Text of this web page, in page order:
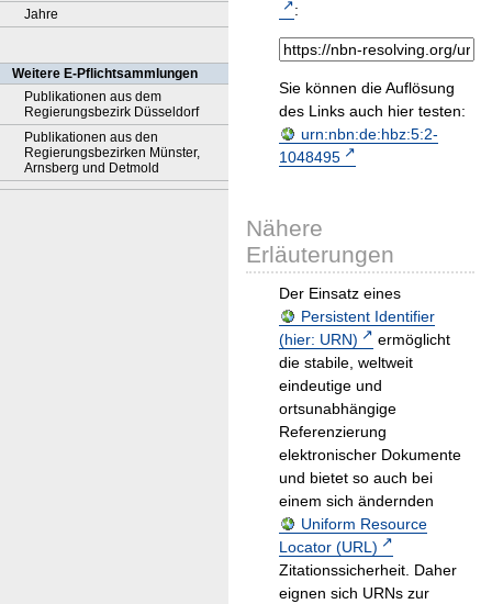
Jahre
Weitere E-Pflichtsammlungen
Publikationen aus dem
Regierungsbezirk Düsseldorf
Publikationen aus den
Regierungsbezirken Münster,
Arnsberg und Detmold
:
Sie können die Auflösung
des Links auch hier testen:
urn:nbn:de:hbz:5:2-
1048495
Nähere
Erläuterungen
Der Einsatz eines
Persistent Identifier
(hier: URN)
ermöglicht
die stabile, weltweit
eindeutige und
ortsunabhängige
Referenzierung
elektronischer Dokumente
und bietet so auch bei
einem sich ändernden
Uniform Resource
Locator (URL)
Zitationssicherheit. Daher
eignen sich URNs zur